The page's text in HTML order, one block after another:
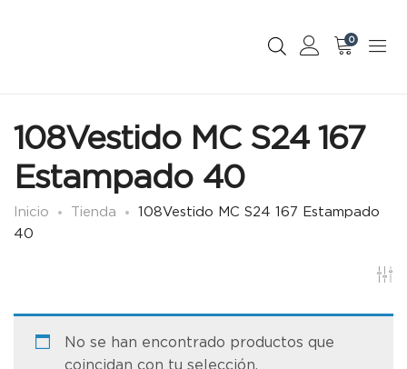
0
108Vestido MC S24 167
Estampado 40
Inicio Tienda
108Vestido MC S24 167 Estampado
40
No se han encontrado productos que
coincidan con tu selección.